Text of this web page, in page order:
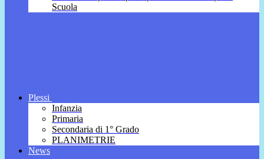
Scuola
Plessi
Infanzia
Primaria
Secondaria di 1° Grado
PLANIMETRIE
News